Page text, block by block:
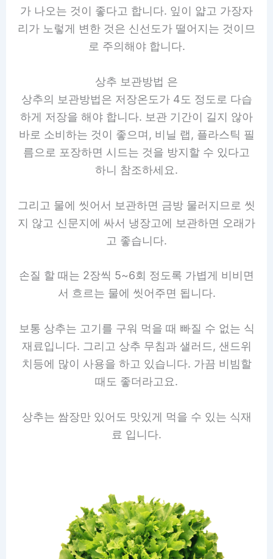
가 나오는 것이 좋다고 합니다. 잎이 얇고 가장자
리가 노렇게 변한 것은 신선도가 떨어지는 것이므
로 주의해야 합니다.
상추 보관방법 은
상추의 보관방법은 저장온도가 4도 정도로 다습
하게 저장을 해야 합니다. 보관 기간이 길지 않아
바로 소비하는 것이 좋으며, 비닐 랩, 플라스틱 필
름으로 포장하면 시드는 것을 방지할 수 있다고
하니 참조하세요.
그리고 물에 씻어서 보관하면 금방 물러지므로 씻
지 않고 신문지에 싸서 냉장고에 보관하면 오래가
고 좋습니다.
손질 할 때는 2장씩 5~6회 정도록 가볍게 비비면
서 흐르는 물에 씻어주면 됩니다.
보통 상추는 고기를 구워 먹을 때 빠질 수 없는 식
재료입니다. 그리고 상추 무침과 샐러드, 샌드위
치등에 많이 사용을 하고 있습니다. 가끔 비빔할
때도 좋더라고요.
상추는 쌈장만 있어도 맛있게 먹을 수 있는 식재
료 입니다.